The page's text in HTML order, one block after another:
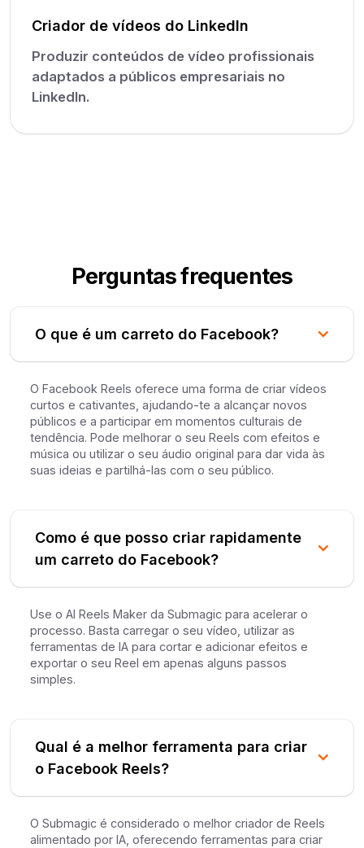
Criador de vídeos do LinkedIn
Produzir conteúdos de vídeo profissionais
adaptados a públicos empresariais no
LinkedIn.
Perguntas frequentes
O que é um carreto do Facebook?
O Facebook Reels oferece uma forma de criar vídeos
curtos e cativantes, ajudando-te a alcançar novos
públicos e a participar em momentos culturais de
tendência. Pode melhorar o seu Reels com efeitos e
música ou utilizar o seu áudio original para dar vida às
suas ideias e partilhá-las com o seu público.
Como é que posso criar rapidamente
um carreto do Facebook?
Use o AI Reels Maker da Submagic para acelerar o
processo. Basta carregar o seu vídeo, utilizar as
ferramentas de IA para cortar e adicionar efeitos e
exportar o seu Reel em apenas alguns passos
simples.
Qual é a melhor ferramenta para criar
o Facebook Reels?
O Submagic é considerado o melhor criador de Reels
alimentado por IA, oferecendo ferramentas para criar